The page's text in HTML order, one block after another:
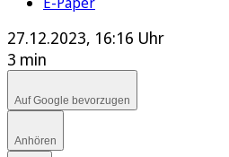
27.12.2023, 16:16 Uhr
3 min
Auf Google bevorzugen
Anhören